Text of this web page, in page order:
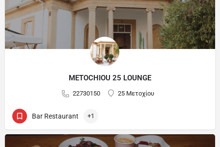
METOCHIOU 25 LOUNGE
22730150 25 Μετοχίου
Bar Restaurant +1